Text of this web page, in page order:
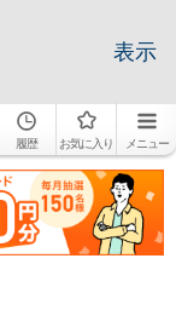
表示
履歴 お気に入り メニュー